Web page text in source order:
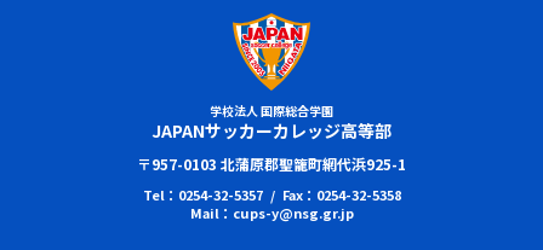
学校法人 国際総合学園
JAPANサッカーカレッジ高等部
〒957-0103 北蒲原郡聖籠町網代浜925-1
Tel：0254-32-5357 / Fax：0254-32-5358
Mail：cups-y@nsg.gr.jp